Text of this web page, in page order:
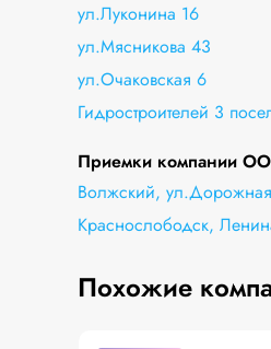
ул.Луконина 16
ул.Мясникова 43
ул.Очаковская 6
Гидростроителей 3
Приемки компании
Волжский, ул.Дорожная
Краснослободск,
Похожие